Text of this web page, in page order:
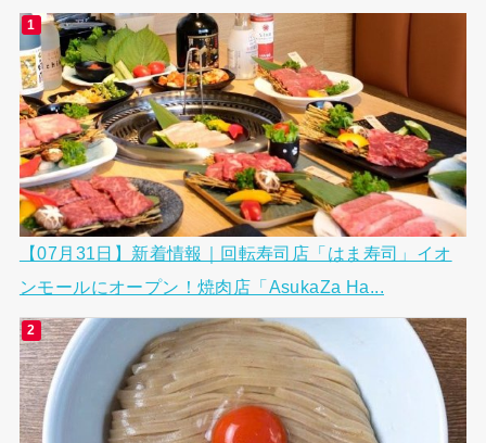
【07月31日】新着情報｜回転寿司店「はま寿司」イオ
ンモールにオープン！焼肉店「AsukaZa Ha...